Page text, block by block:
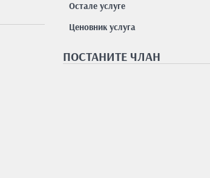
Остале услуге
Ценовник услуга
ПОСТАНИТЕ ЧЛАН